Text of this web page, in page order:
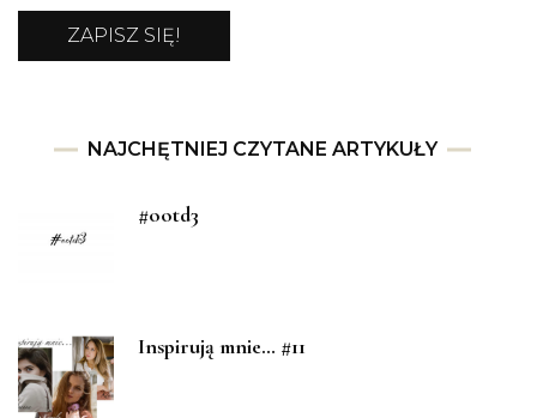
NAJCHĘTNIEJ CZYTANE ARTYKUŁY
#ootd3
Inspirują mnie… #11